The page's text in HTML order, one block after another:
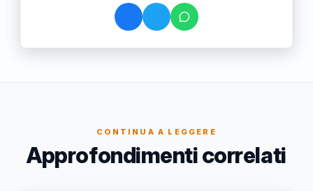
CONTINUA A LEGGERE
Approfondimenti correlati